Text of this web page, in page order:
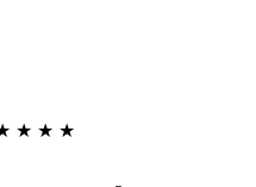
★ ★ ★